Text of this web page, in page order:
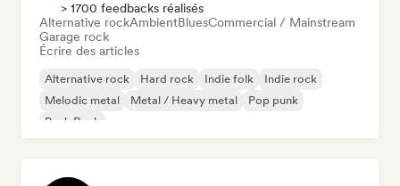
> 1700 feedbacks réalisés
Alternative rockAmbientBluesCommercial / Mainstream
Garage rock
Écrire des articles
Alternative rock Hard rock Indie folk
Indie rock
Melodic metal
Metal / Heavy metal
Pop punk
Punk Rock